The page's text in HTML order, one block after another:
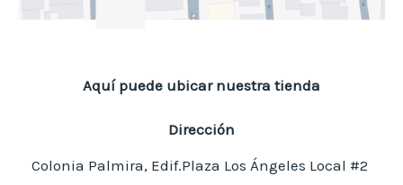
Aquí puede ubicar nuestra tienda
Dirección
Colonia Palmira, Edif.Plaza Los Ángeles Local #2